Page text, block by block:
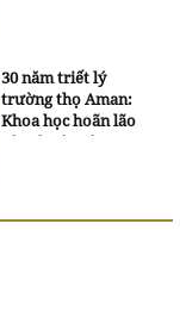
30 năm triết lý
trường thọ Aman:
Khoa học hoãn lão
và trí tuệ ngàn xưa